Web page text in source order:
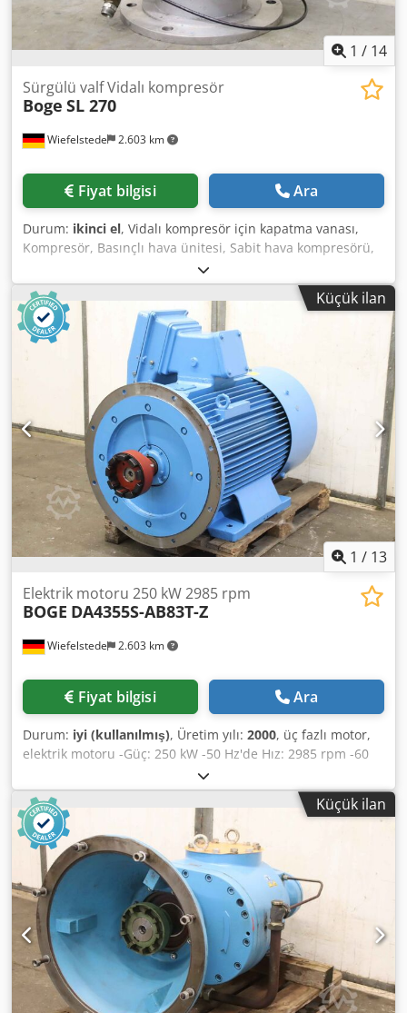
1 / 14
Wiefelstede 2.603 km
Sürgülü valf Vidalı kompresör
Boge SL 270
Fiyat bilgisi Ara
Durum: ikinci el, Vidalı kompresör için kapatma vanası,
Kompresör, Basınçlı hava ünitesi, Sabit hava kompresörü,
Vida bloğu, Kompresör, Kompresör kademesi -Üretici:
Boge, SL 270 tipi kompresörden sürgülü vana -Solenoid
valf: Tip 644.0044.01 -Son basınç: maks. 14 bar -delik
çemberi: Ø 295 x 22 mm -Boyutlar: 415/340/H440 mm -
Ağırlık: 25 kg Dkodpfx Ajppdh Djdlsr
Küçük ilan
1 / 13
Wiefelstede 2.603 km
Elektrik motoru 250 kW 2985 rpm
BOGE DA4355S-AB83T-Z
Fiyat bilgisi Ara
Durum: iyi (kullanılmış), Üretim yılı: 2000, üç fazlı motor,
elektrik motoru -Güç: 250 kW -50 Hz'de Hız: 2985 rpm -60
Hz'de Hız: 3580 rpm -Şaft: Ø 65 mm -Şaft ekseninin
yüksekliği: 350 mm -Girinti: Ø 680 mm -Flanş: Ø 800 mm -
Koruma sınıfı: IP 55 Dkedpfepmdalsx Adljr -Tür: B3B5 -
Boyutlar: 1400/800/H1070 mm -Ağırlık: 1500 kg
Küçük ilan